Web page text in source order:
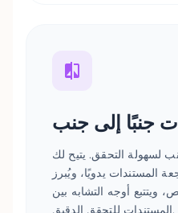
جنبًا إلى جنب
لسهولة التحقق. يتيح لك
المستندات يدويًا، ويُبرز
ويتتبع أوجه التشابه بين
المستندات للتحقق الدقيق.